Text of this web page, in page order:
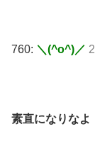
760: ＼(^o^)／
素直になりなよ